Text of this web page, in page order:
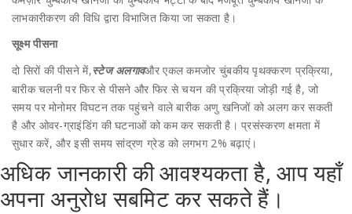
लाभकारीकरण की विधि द्वारा विभाजित किया जा सकता है।
सूक्ष्म पीसना
दो सिरों की पीसने में, स्टेज अलगावऔर एकल कमजोर चुंबकीय पृथक्करण प्रक्रिया,
बारीक चलनी पर फिर से पीसने और फिर से चयन की प्रक्रिया जोड़ी गई है, जो
समय पर मोनोमर विघटन तक पहुंचने वाले बारीक अणु खनिजों को अलग कर सकती
है और ओवर-ग्राइंडिंग की घटनाओं को कम कर सकती है। प्रसंस्करण क्षमता में
सुधार करें, और इसी समय सांद्रण ग्रेड को लगभग 2% बढ़ाएं।
अधिक जानकारी की आवश्यकता है, आप यहाँ
अपना अनुरोध सबमिट कर सकते हैं।